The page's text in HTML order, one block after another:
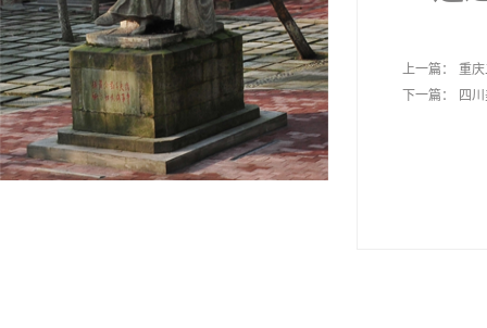
上一篇：
重
下一篇：
四